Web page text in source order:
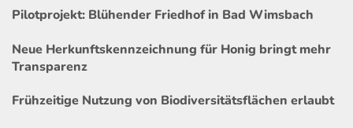
Pilotprojekt: Blühender Friedhof in Bad Wimsbach
Neue Herkunftskennzeichnung für Honig bringt mehr
Transparenz
Frühzeitige Nutzung von Biodiversitätsflächen erlaubt